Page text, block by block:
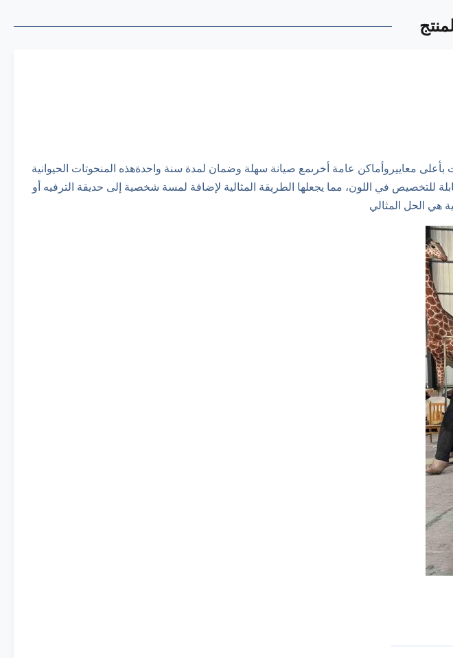
بأعلى معاييروأماكن عامة أخرىمع صيانة سهلة وضمان لمدة سنة واحدةهذه المنحوتات الحيوانية
للتخصيص في اللون، مما يجعلها الطريقة المثالية لإضافة لمسة شخصية إلى حديقة الترفيه أو
هي الحل المثالي